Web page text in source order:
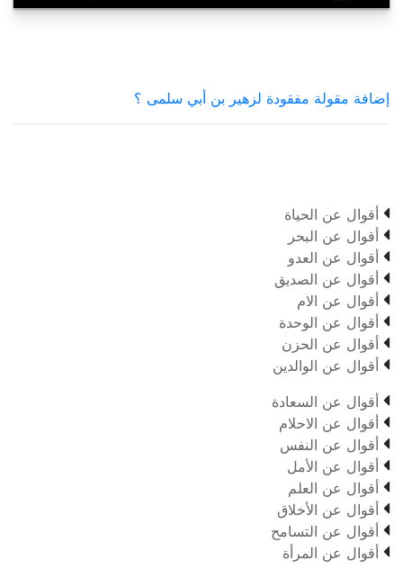
إضافة مقولة مفقودة لزهير بن أبي سلمى ؟
 أقوال عن الحياة
 أقوال عن البحر
 أقوال عن العدو
 أقوال عن الصديق
 أقوال عن الام
 أقوال عن الوحدة
 أقوال عن الحزن
 أقوال عن الوالدين
 أقوال عن السعادة
 أقوال عن الاحلام
 أقوال عن النفس
 أقوال عن الأمل
 أقوال عن العلم
 أقوال عن الأخلاق
 أقوال عن التسامح
 أقوال عن المرأة